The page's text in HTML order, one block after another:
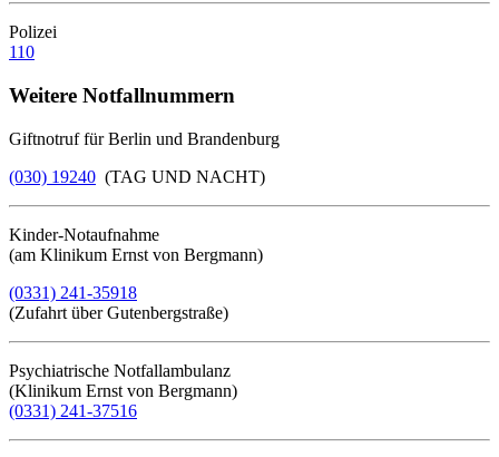
Polizei
110
Weitere Notfallnummern
Giftnotruf für Berlin und Brandenburg
(030) 19240 (TAG UND NACHT)
Kinder-Notaufnahme
(am Klinikum Ernst von Bergmann)
(0331) 241-35918
(Zufahrt über Gutenbergstraße)
Psychiatrische Notfallambulanz
(Klinikum Ernst von Bergmann)
(0331) 241-37516